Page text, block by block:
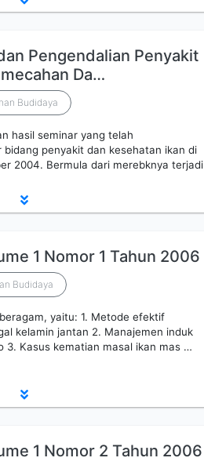
Pengendalian Penyakit
Da…
Budidaya
hasil seminar yang telah
penyakit dan kesehatan ikan di
2004. Bermula dari merebknya terjadi
1 Nomor 1 Tahun 2006
Budidaya
yaitu: 1. Metode efektif
kelamin jantan 2. Manajemen induk
3. Kasus kematian masal ikan mas …
1 Nomor 2 Tahun 2006